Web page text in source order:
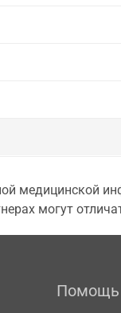
медицинской
могут
Помощь